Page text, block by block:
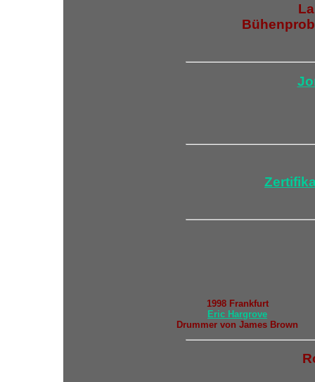
1998 Frankfurt
Eric Hargrove
Drummer von James Brown